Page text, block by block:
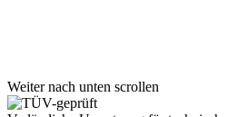
Weiter nach unten scrollen